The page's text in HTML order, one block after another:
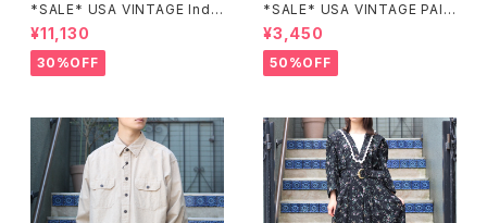
*SALE* USA VINTAGE Indi
go moon PATCHWORK EM
BROIDERY DESIGN JACKE
T/アメリカ古着パッチワーク刺
繍ジャケット
¥11,130
30%OFF
*SALE* USA VINTAGE PAIS
LEY PATTERNED DESIGN S
KIRT/アメリカ古着ペイズリー
柄デザインスカート
¥3,450
50%OFF